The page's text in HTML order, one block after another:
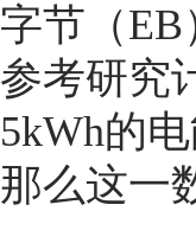
字节（
参考研究
5kWh的
那么这一